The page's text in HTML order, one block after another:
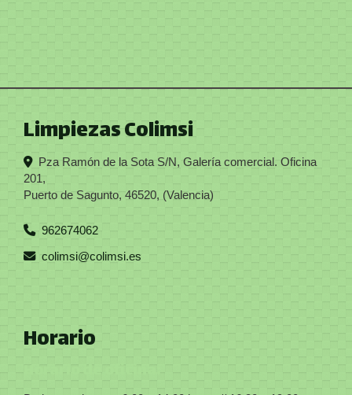
Limpiezas Colimsi
Pza Ramón de la Sota S/N, Galería comercial. Oficina
201,
Puerto de Sagunto, 46520, (Valencia)
962674062
colimsi
colimsi.es
Horario